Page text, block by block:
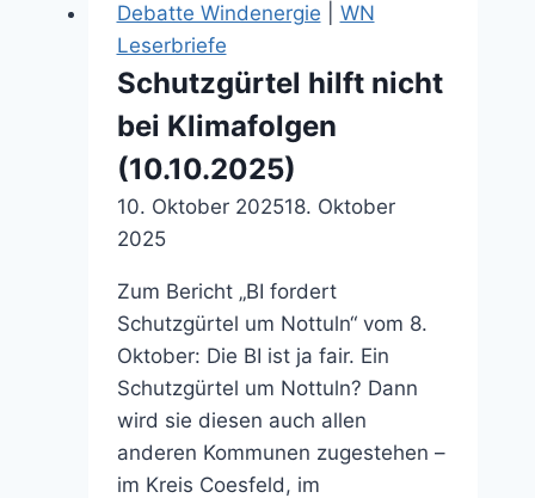
Debatte Windenergie
WN
Leserbriefe
Schutzgürtel hilft nicht
bei Klimafolgen
(10.10.2025)
10. Oktober 202518. Oktober
2025
Zum Bericht „BI fordert
Schutzgürtel um Nottuln“ vom 8.
Oktober: Die BI ist ja fair. Ein
Schutzgürtel um Nottuln? Dann
wird sie diesen auch allen
anderen Kommunen zugestehen –
im Kreis Coesfeld, im